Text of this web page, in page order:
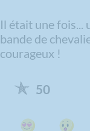
Il était une fois...
bande de
courageux !
50